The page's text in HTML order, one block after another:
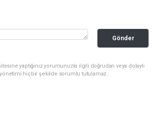
Gönder
yaptığınız yorumunuzla ilgili doğrudan veya dolaylı
hiçbir şekilde sorumlu tutulamaz.